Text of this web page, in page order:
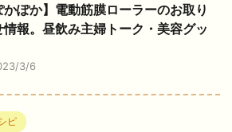
かぽか】電動筋膜ローラーのお取り
情報。昼飲み主婦トーク・美容グッ
3/6
ピ